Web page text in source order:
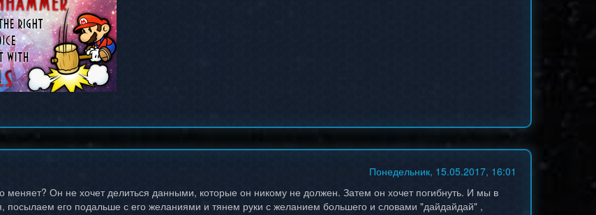
Понедельник, 15.05.2017, 16:01
меняет? Он не хочет делиться данными, которые он никому не должен. Затем он хочет погибнуть. И мы в
посылаем его подальше с его желаниями и тянем руки с желанием большего и словами "дайдайдай" ,